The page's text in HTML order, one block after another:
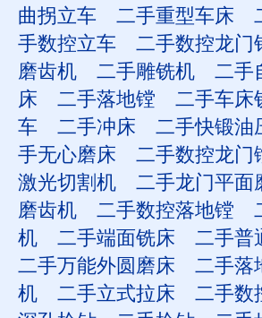
曲拐立车
二手重型车床
手数控立车
二手数控龙门
磨齿机
二手雕铣机 二手
床
二手落地镗 二手车床
车
二手冲床 二手快锻油
手无心磨床
二手数控龙门
激光切割机
二手龙门平面
磨齿机
二手数控落地镗
机
二手端面铣床 二手普
二手万能外圆磨床
二手落
机
二手立式拉床 二手数